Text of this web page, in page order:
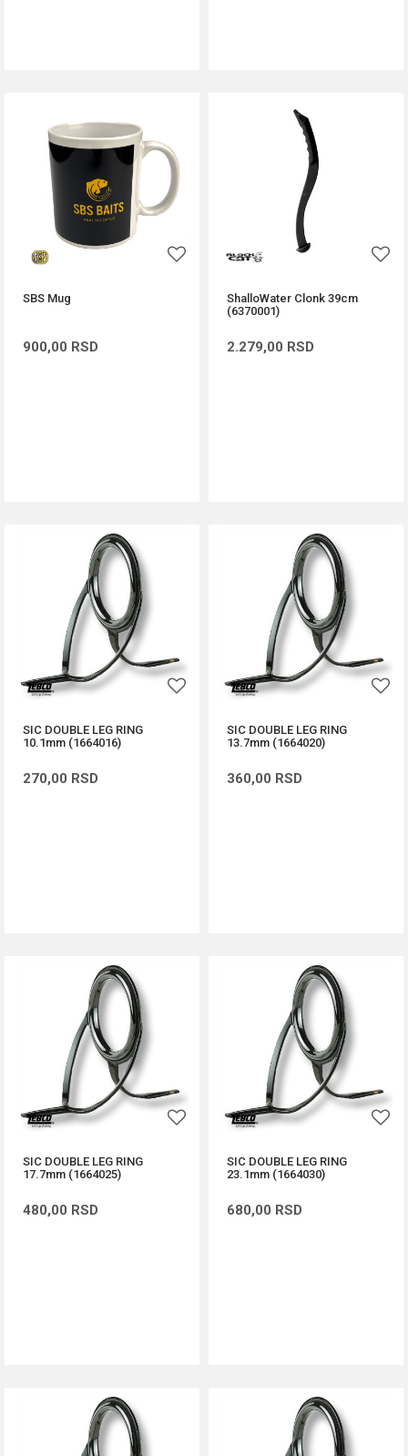
SBS Mug
900,00 RSD
ShalloWater Clonk 39cm
(6370001)
2.279,00 RSD
SIC DOUBLE LEG RING
10.1mm (1664016)
270,00 RSD
SIC DOUBLE LEG RING
13.7mm (1664020)
360,00 RSD
SIC DOUBLE LEG RING
17.7mm (1664025)
480,00 RSD
SIC DOUBLE LEG RING
23.1mm (1664030)
680,00 RSD